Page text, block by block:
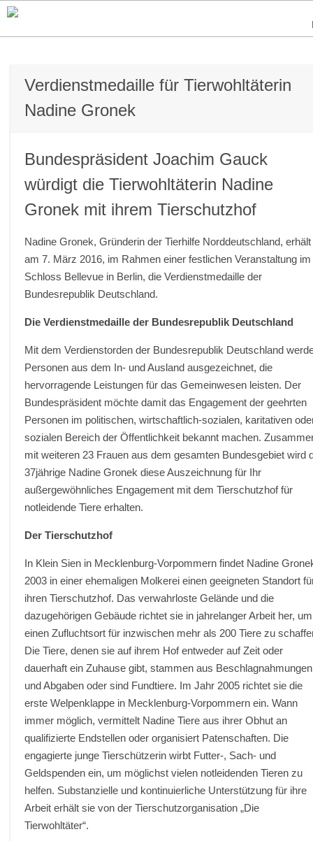
Verdienstmedaille für Tierwohltäterin
Nadine Gronek
Bundespräsident Joachim Gauck
würdigt die Tierwohltäterin Nadine
Gronek mit ihrem Tierschutzhof
Nadine Gronek, Gründerin der Tierhilfe Norddeutschland, erhält
am 7. März 2016, im Rahmen einer festlichen Veranstaltung im
Schloss Bellevue in Berlin, die Verdienstmedaille der
Bundesrepublik Deutschland.
Die Verdienstmedaille der Bundesrepublik Deutschland
Mit dem Verdienstorden der Bundesrepublik Deutschland
Personen aus dem In- und Ausland ausgezeichnet, die
hervorragende Leistungen für das Gemeinwesen leisten. Der
Bundespräsident möchte damit das Engagement der geehrten
Personen im politischen, wirtschaftlich-sozialen, karitativen
sozialen Bereich der Öffentlichkeit bekannt machen.
mit weiteren 23 Frauen aus dem gesamten Bundesgebiet wird
37jährige Nadine Gronek diese Auszeichnung für Ihr
außergewöhnliches Engagement mit dem Tierschutzhof für
notleidende Tiere erhalten.
Der Tierschutzhof
In Klein Sien in Mecklenburg-Vorpommern findet Nadine
2003 in einer ehemaligen Molkerei einen geeigneten Standort
ihren Tierschutzhof. Das verwahrloste Gelände und die
dazugehörigen Gebäude richtet sie in jahrelanger Arbeit her, um
einen Zufluchtsort für inzwischen mehr als 200 Tiere zu
Die Tiere, denen sie auf ihrem Hof entweder auf Zeit oder
dauerhaft ein Zuhause gibt, stammen aus Beschlagnahmungen
und Abgaben oder sind Fundtiere. Im Jahr 2005 richtet sie die
erste Welpenklappe in Mecklenburg-Vorpommern ein. Wann
immer möglich, vermittelt Nadine Tiere aus ihrer Obhut an
qualifizierte Endstellen oder organisiert Patenschaften. Die
engagierte junge Tierschützerin wirbt Futter-, Sach- und
Geldspenden ein, um möglichst vielen notleidenden Tieren zu
helfen. Substanzielle und kontinuierliche Unterstützung für ihre
Arbeit erhält sie von der Tierschutzorganisation „Die
Tierwohltäter“.